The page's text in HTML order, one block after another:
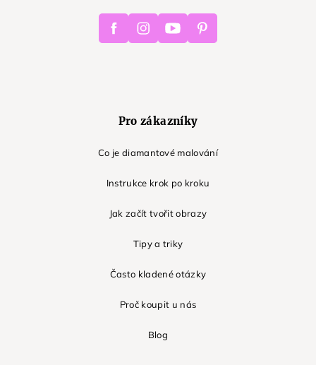
FacebookInstagramYoutube Pinterest
Pro zákazníky
Co je diamantové malování
Instrukce krok po kroku
Jak začít tvořit obrazy
Tipy a triky
Často kladené otázky
Proč koupit u nás
Blog